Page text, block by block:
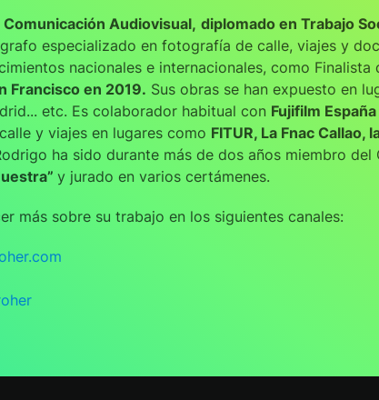
Comunicación Audiovisual, diplomado en Trabajo
especializado en fotografía de calle, viajes y
nacionales e internacionales, como Finalista
Francisco en 2019. Sus obras se han expuesto en
etc. Es colaborador habitual con Fujifilm España
y viajes en lugares como FITUR, La Fnac Callao,
ha sido durante más de dos años miembro
y jurado en varios certámenes.
más sobre su trabajo en los siguientes canales: